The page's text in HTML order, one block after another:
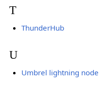
T
ThunderHub
U
Umbrel lightning node